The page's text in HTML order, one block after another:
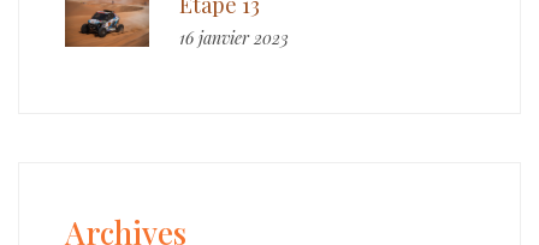
16 janvier 2023
Archives